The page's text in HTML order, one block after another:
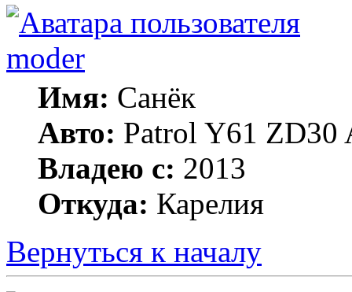
moder
Имя: Санёк
Авто: Patrol Y61 ZD30
Владею с: 2013
Откуда: Карелия
Вернуться к началу